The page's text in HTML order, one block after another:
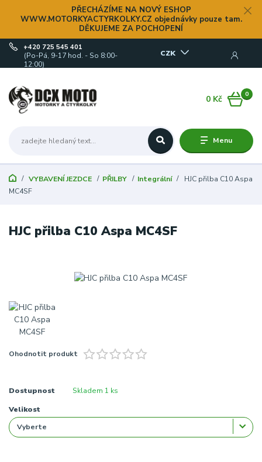
PŘECHÁZÍME NA NOVÝ ESHOP
WWW.MOTORKYACTYRKOLKY.CZ objednávky pouze tam.
DĚKUJEME ZA POCHOPENÍ
Menu
CZK
+420 725 545 401
(Po-Pá, 9-17 hod. - So 8:00-
12:00)
0
0 Kč
VYBAVENÍ JEZDCE PŘILBY Integrální
HJC přilba C10 Aspa
MC4SF
HJC přilba C10 Aspa MC4SF
Ohodnotit produkt
Dostupnost Skladem 1 ks
Velikost